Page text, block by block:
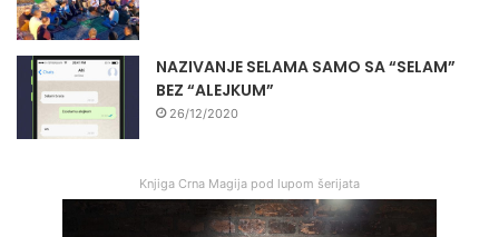
NAZIVANJE SELAMA SAMO SA “SELAM”
BEZ “ALEJKUM”
26/12/2020
Knjiga Crna Magija pod lupom šerijata